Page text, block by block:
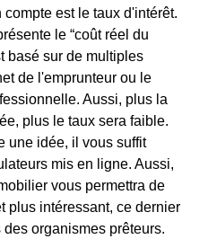
est le taux d'intérêt.
le “coût réel du
basé sur de multiples
de l'emprunteur ou le
Aussi, plus la
plus le taux sera faible.
une idée, il vous suffit
mis en ligne. Aussi,
vous permettra de
plus intéressant, ce dernier
organismes prêteurs.